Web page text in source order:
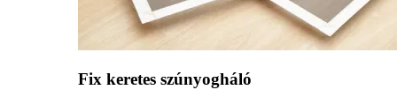
Fix keretes szúnyogháló